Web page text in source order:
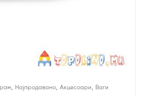
Најпродавано Акцесоари Ваги